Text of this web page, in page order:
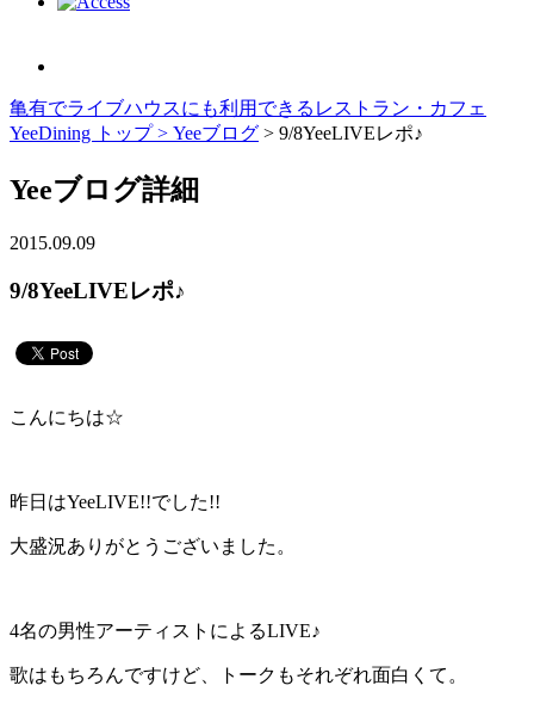
亀有でライブハウスにも利用できるレストラン・カフェ
YeeDining トップ > Yeeブログ > 9/8YeeLIVEレポ♪
Yeeブログ詳細
2015.09.09
9/8YeeLIVEレポ♪
こんにちは☆
昨日はYeeLIVE!!でした!!
大盛況ありがとうございました。
4名の男性アーティストによるLIVE♪
歌はもちろんですけど、トークもそれぞれ面白くて。